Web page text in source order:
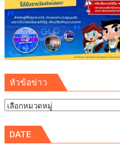
หัวข้อข่าว
หัวข้อ
DATE